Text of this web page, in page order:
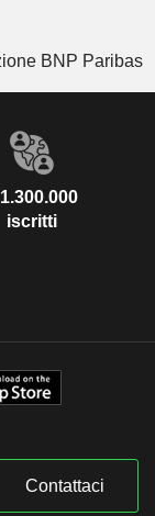
BNP Paribas
iscritti
Contattaci